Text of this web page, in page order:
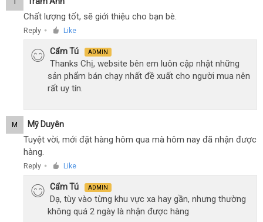
T
Chất lượng tốt, sẽ giới thiệu cho bạn bè.
Reply ● Like
Cẩm Tú ADMIN
Thanks Chị, website bên em luôn cập nhật những
sản phẩm bán chạy nhất đề xuất cho người mua nên
rất uy tín.
M Mỹ Duyên
Tuyệt vời, mới đặt hàng hôm qua mà hôm nay đã nhận được
hàng.
Reply ● Like
Cẩm Tú ADMIN
Dạ, tùy vào từng khu vực xa hay gần, nhưng thường
không quá 2 ngày là nhận được hàng